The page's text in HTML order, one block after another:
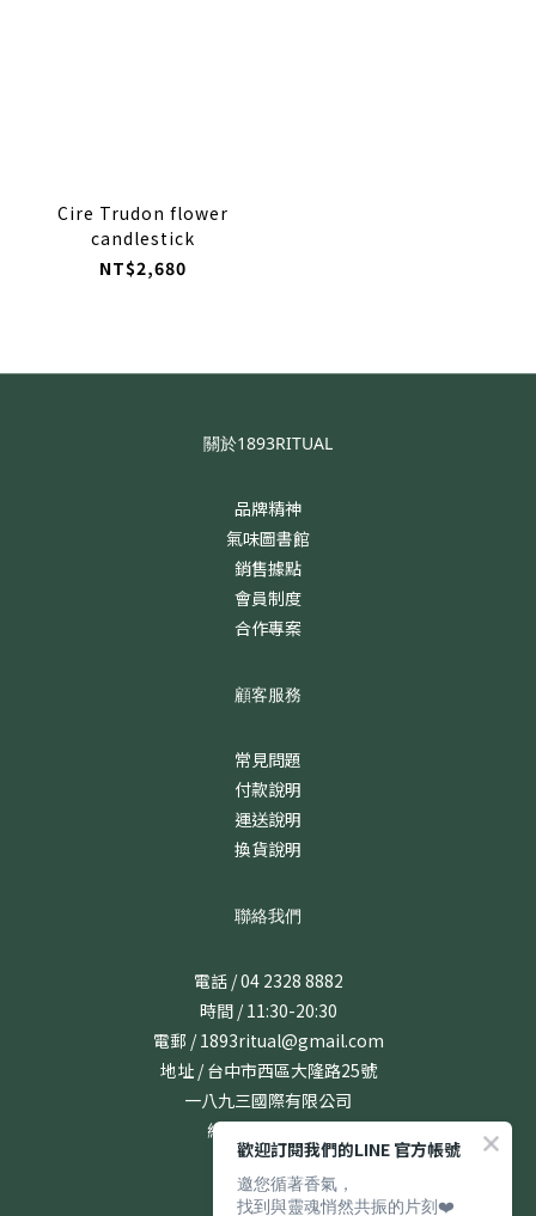
Cire Trudon flower
candlestick
NT$2,680
關於1893RITUAL
品牌精神
氣味圖書館
銷售據點
會員制度
合作專案
顧客服務
常見問題
付款說明
運送說明
換貨說明
聯絡我們
電話 / 04 2328 8882
時間 / 11:30-20:30
電郵 / 1893ritual@gmail.com
地址 / 台中市西區大隆路25號
一八九三國際有限公司
統編 / 24831167
歡迎訂閱我們的LINE 官方帳號
邀您循著香氣，
找到與靈魂悄然共振的片刻❤️